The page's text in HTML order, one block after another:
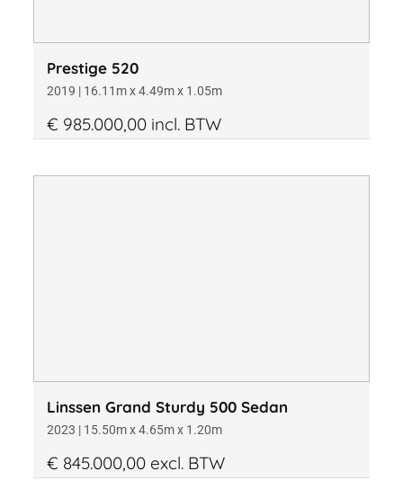
Prestige 520
2019 | 16.11m x 4.49m x 1.05m
€ 985.000,00 incl. BTW
Linssen Grand Sturdy 500 Sedan
2023 | 15.50m x 4.65m x 1.20m
€ 845.000,00 excl. BTW